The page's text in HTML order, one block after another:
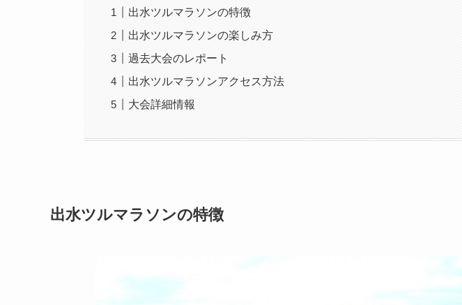
出水ツルマラソンの特徴
出水ツルマラソンの楽しみ方
過去大会のレポート
出水ツルマラソンアクセス方法
大会詳細情報
出水ツルマラソンの特徴